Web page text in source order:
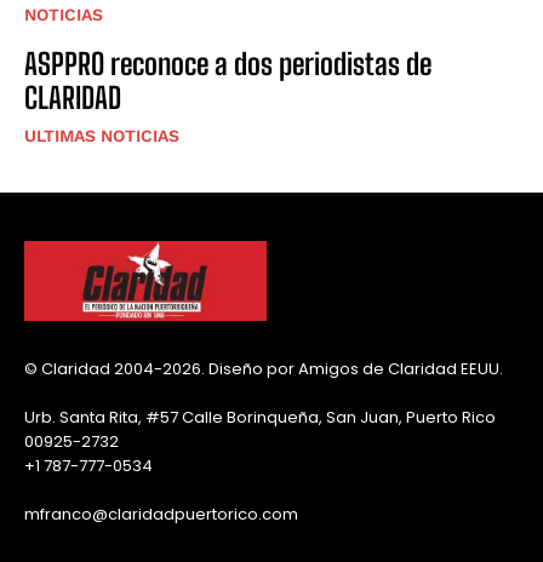
NOTICIAS
ASPPRO reconoce a dos periodistas de
CLARIDAD
ULTIMAS NOTICIAS
© Claridad 2004-2026. Diseño por Amigos de Claridad EEUU.
Urb. Santa Rita, #57 Calle Borinqueña, San Juan, Puerto Rico
00925-2732
+1 787-777-0534
mfranco@claridadpuertorico.com